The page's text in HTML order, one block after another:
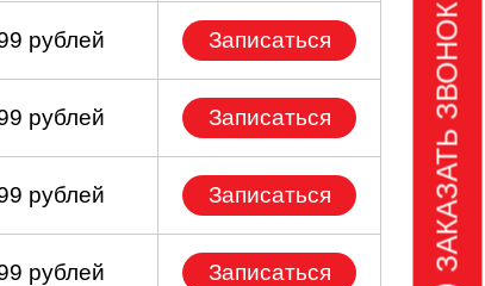
рублей Записаться
рублей Записаться
рублей Записаться
рублей Записаться ЗАКАЗАТЬ ЗВОНОК